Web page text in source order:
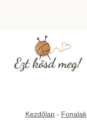
Kezdőlap - Fonalak